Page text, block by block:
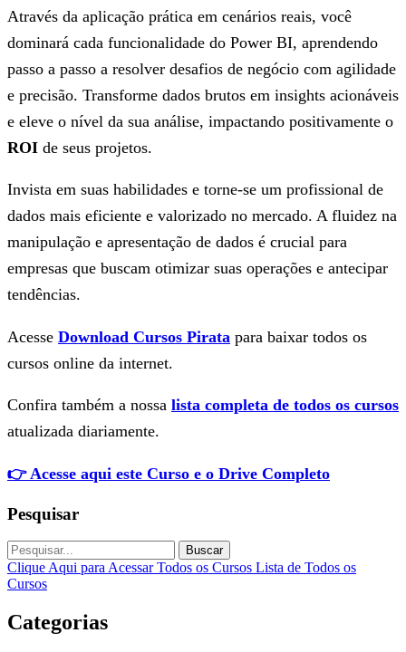
Através da aplicação prática em cenários reais, você
dominará cada funcionalidade do Power BI, aprendendo
passo a passo a resolver desafios de negócio com agilidade
e precisão. Transforme dados brutos em insights acionáveis
e eleve o nível da sua análise, impactando positivamente o
ROI de seus projetos.
Invista em suas habilidades e torne-se um profissional de
dados mais eficiente e valorizado no mercado. A fluidez na
manipulação e apresentação de dados é crucial para
empresas que buscam otimizar suas operações e antecipar
tendências.
Acesse Download Cursos Pirata para baixar todos os
cursos online da internet.
Confira também a nossa lista completa de todos os cursos
atualizada diariamente.
👉 Acesse aqui este Curso e o Drive Completo
Pesquisar
Buscar
Clique Aqui para Acessar Todos os Cursos Lista de Todos os
Cursos
Categorias